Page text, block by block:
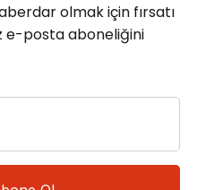
olmak için fırsatı
e-posta aboneliğini